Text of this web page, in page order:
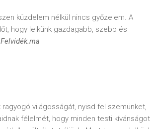
küzdelem nélkül nincs győzelem. A
hogy lelkünk gazdagabb, szebb és
világosságát, nyisd fel szemünket,
félelmét, hogy minden testi kívánságot